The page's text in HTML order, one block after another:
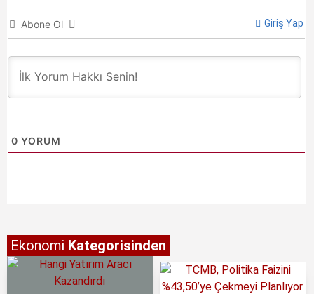
Abone Ol Giriş Yap
0 YORUM
Ekonomi Kategorisinden